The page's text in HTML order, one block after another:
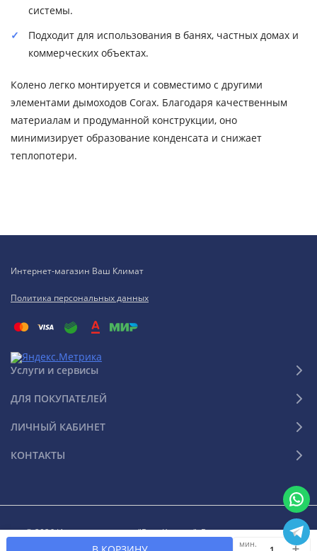
мин.
системы.
Подходит для использования в банях, частных домах и
коммерческих объектах.
Колено легко монтируется и совместимо с другими
элементами дымоходов Corax. Благодаря качественным
материалам и продуманной конструкции, оно
минимизирует образование конденсата и снижает
теплопотери.
Интернет-магазин Ваш Климат
Политика персональных данных
Услуги и сервисы
ДЛЯ ПОКУПАТЕЛЕЙ
ЛИЧНЫЙ КАБИНЕТ
КОНТАКТЫ
© 2026 Интернет-магазин "Ваш Климат". Все права защищены